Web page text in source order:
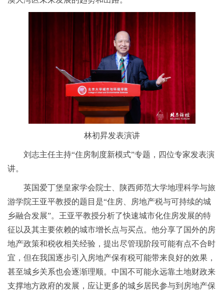
林初昇发表演讲
刘志主任主持“住房制度新模式”专题，四位专家发表演
讲。
英国爱丁堡皇家学会院士、陕西师范大学地理科学与旅
游学院王亚平教授的题目是“住房、房地产税与可持续的城
乡融合发展”。王亚平教授分析了快速城市化住房发展的特
征以及其主要依赖的城市增长点与买点。他分享了国外的房
地产政策和税收相关经验，提出尽管现阶段可能有点不合时
宜，但在我国逐步引入房地产保有税可能带来良好的效果，
甚至城乡关系也会逐渐理顺。中国不可能永远靠土地财政来
支撑地方政府的发展，应让更多的城乡居民参与到房地产保